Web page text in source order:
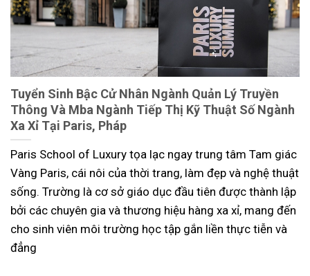
Tuyển Sinh Bậc Cử Nhân Ngành Quản Lý Truyền
Thông Và Mba Ngành Tiếp Thị Kỹ Thuật Số Ngành
Xa Xỉ Tại Paris, Pháp
Paris School of Luxury tọa lạc ngay trung tâm Tam giác
Vàng Paris, cái nôi của thời trang, làm đẹp và nghệ thuật
sống. Trường là cơ sở giáo dục đầu tiên được thành lập
bởi các chuyên gia và thương hiệu hàng xa xỉ, mang đến
cho sinh viên môi trường học tập gắn liền thực tiễn và
đẳng